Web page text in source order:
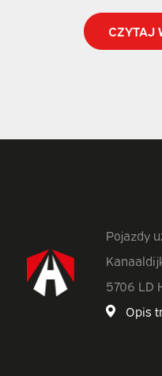
CZYTAJ
Pojazdy
5706 LD
Opis